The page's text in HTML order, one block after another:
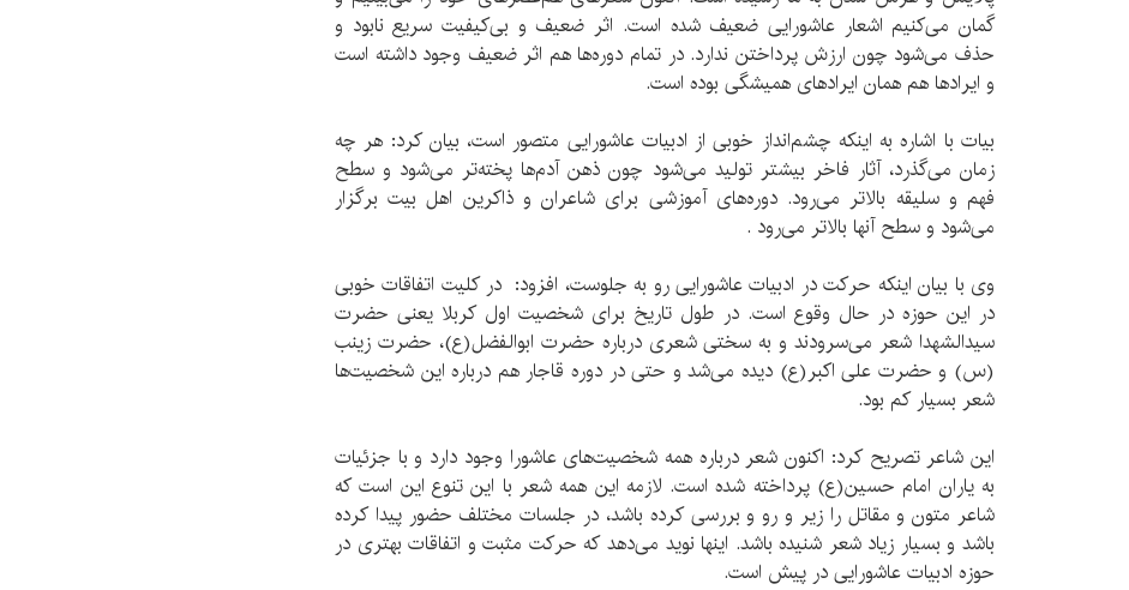
گمان می‌کنیم اشعار عاشورایی ضعیف شده است. اثر ضعیف و بی‌کیفیت سریع نابود و
حذف می‌شود چون ارزش پرداختن ندارد. در تمام دوره‌ها هم اثر ضعیف وجود داشته است
و ایرادها هم همان ایرادهای همیشگی بوده است.
بیات با اشاره به اینکه چشم‌انداز خوبی از ادبیات عاشورایی متصور است، بیان کرد: هر چه
زمان می‌گذرد، آثار فاخر بیشتر تولید می‌شود چون ذهن آدم‌ها پخته‌تر می‌شود و سطح
فهم و سلیقه بالاتر می‌رود. دوره‌های آموزشی برای شاعران و ذاکرین اهل بیت برگزار
می‌شود و سطح آنها بالاتر می‌رود .
وی با بیان اینکه حرکت در ادبیات عاشورایی رو به جلوست، افزود: در کلیت اتفاقات خوبی
در این حوزه در حال وقوع است. در طول تاریخ برای شخصیت اول کربلا یعنی حضرت
سیدالشهدا شعر می‌سرودند و به ‌سختی شعری درباره حضرت ابوالفضل(ع)، حضرت زینب
(س) و حضرت علی اکبر(ع) دیده می‌شد و حتی در دوره قاجار هم درباره این شخصیت‌ها
شعر بسیار کم بود.
این شاعر تصریح کرد: اکنون شعر درباره همه شخصیت‌های عاشورا وجود دارد و با جزئیات
به یاران امام حسین(ع) پرداخته شده است. لازمه این همه شعر با این تنوع این است که
شاعر متون و مقاتل را زیر و رو و بررسی کرده باشد، در جلسات مختلف حضور پیدا کرده
باشد و بسیار زیاد شعر شنیده باشد. اینها نوید می‌دهد که حرکت مثبت و اتفاقات بهتری در
حوزه ادبیات عاشورایی در پیش است.